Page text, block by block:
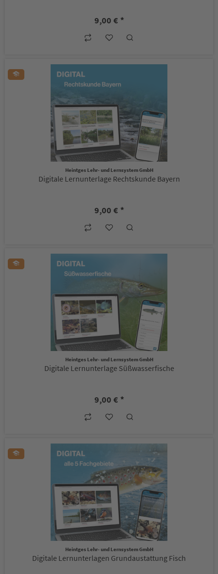
9,00 € *
Heintges Lehr- und Lernsystem GmbH
Digitale Lernunterlage Rechtskunde Bayern
9,00 € *
Heintges Lehr- und Lernsystem GmbH
Digitale Lernunterlage Süßwasserfische
9,00 € *
Heintges Lehr- und Lernsystem GmbH
Digitale Lernunterlagen Grundaustattung Fisch